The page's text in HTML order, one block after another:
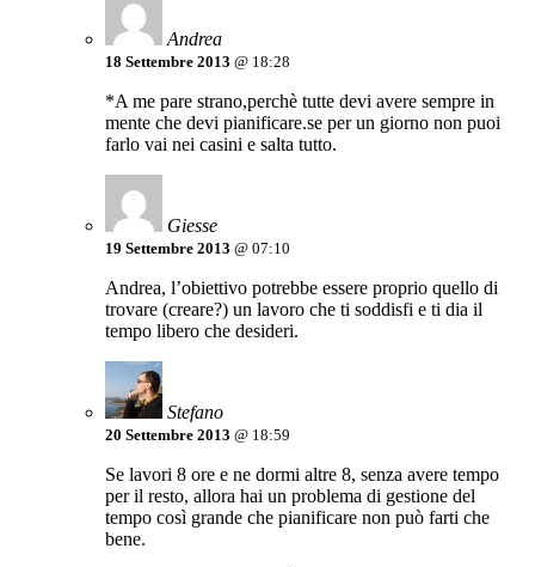
Andrea
18 Settembre 2013 @ 18:28
*A me pare strano,perchè tutte devi avere sempre in
mente che devi pianificare.se per un giorno non puoi
farlo vai nei casini e salta tutto.
Giesse
19 Settembre 2013 @ 07:10
Andrea, l’obiettivo potrebbe essere proprio quello di
trovare (creare?) un lavoro che ti soddisfi e ti dia il
tempo libero che desideri.
Stefano
20 Settembre 2013 @ 18:59
Se lavori 8 ore e ne dormi altre 8, senza avere tempo
per il resto, allora hai un problema di gestione del
tempo così grande che pianificare non può farti che
bene.